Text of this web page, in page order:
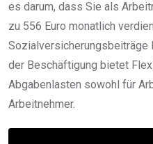
es darum, dass Sie als
zu 556 Euro monatlich
der Beschäftigung bietet
Abgabenlasten sowohl für
Arbeitnehmer.